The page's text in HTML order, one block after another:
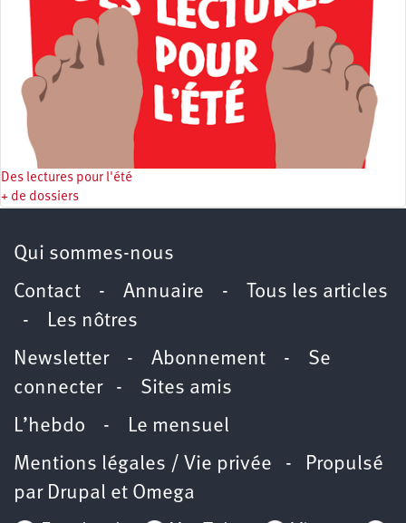
Des lectures pour l'été
+ de dossiers
Qui sommes-nous
Contact - Annuaire -
Tous les articles
- Les nôtres
Newsletter- Abonnement - Se
connecter- Sites amis
L’hebdo - Le mensuel
Mentions légales / Vie privée - Propulsé
par Drupal et Omega